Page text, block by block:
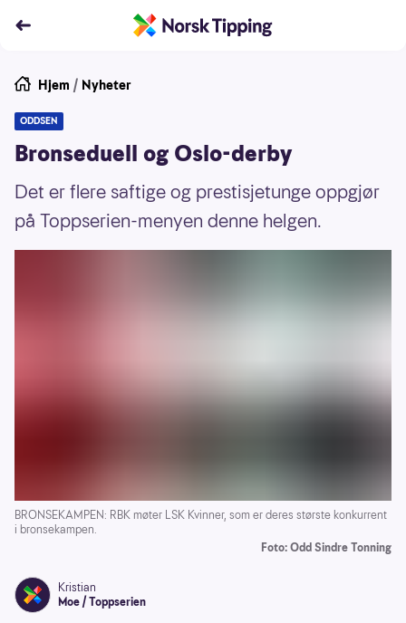
Hjem / Nyheter
ODDSEN
Bronseduell og Oslo-derby
Det er flere saftige og prestisjetunge oppgjør
på Toppserien-menyen denne helgen.
BRONSEKAMPEN: RBK møter LSK Kvinner, som er deres største konkurrent
i bronsekampen.
Foto: Odd Sindre Tonning
Kristian
Moe / Toppserien